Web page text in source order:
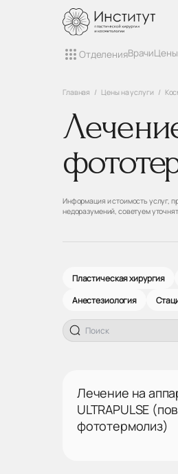
ОтделенияВрачиЦены
Главная Цены на услуги
Информация и стоимость услуг,
недоразумений, советуем
Пластическая хирургия
Анестезиология
Лечение на
ULTRAPULSE
фототермолиз)